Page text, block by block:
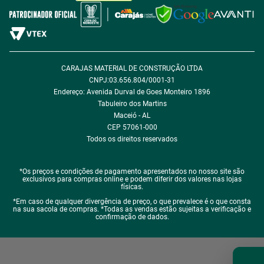
Política de Desconto
Fale com encarregado de dados
CARAJAS MATERIAL DE CONSTRUÇÃO LTDA
CNPJ:03.656.804/0001-31
Endereço: Avenida Durval de Goes Monteiro 1896
Tabuleiro dos Martins
Maceió - AL
CEP 57061-000
Todos os direitos reservados
*Os preços e condições de pagamento apresentados no nosso site são
exclusivos para compras online e podem diferir dos valores nas lojas
físicas.
*Em caso de qualquer divergência de preço, o que prevalece é o que consta
na sua sacola de compras. *Todas as vendas estão sujeitas a verificação e
confirmação de dados.